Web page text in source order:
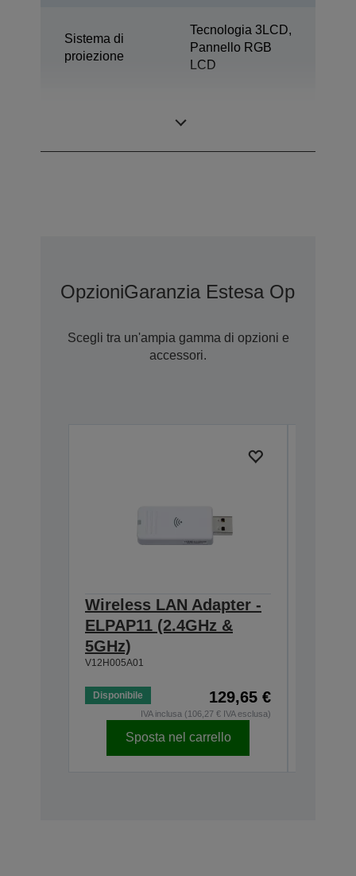
Sistema di
proiezione
Tecnologia 3LCD,
Pannello RGB
LCD
OpzioniGaranzia Estesa
Scegli tra un'ampia gamma di opzioni e
accessori.
Wireless LAN Adapter -
ELPAP11 (2.4GHz &
5GHz)
V12H005A01
Disponibile 129,65 €
IVA inclusa (106,27 € IVA esclusa)
Sposta nel carrello